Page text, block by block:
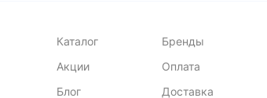
Каталог
Акции
Блог
Бренды
Оплата
Доставка